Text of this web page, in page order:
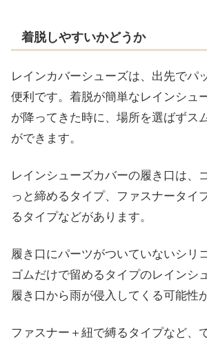
着脱しやすいかどうか
レインカバーシューズは、出先でパ
便利です。着脱が簡単なレインシュ
が降ってきた時に、場所を選ばずス
ができます。
レインシューズカバーの履き口は、
っと締めるタイプ、ファスナータイ
るタイプなどがあります。
履き口にパーツがついていないシリ
ゴムだけで留めるタイプのレインシ
履き口から雨が侵入してくる可能性
ファスナー＋紐で縛るタイプなど、